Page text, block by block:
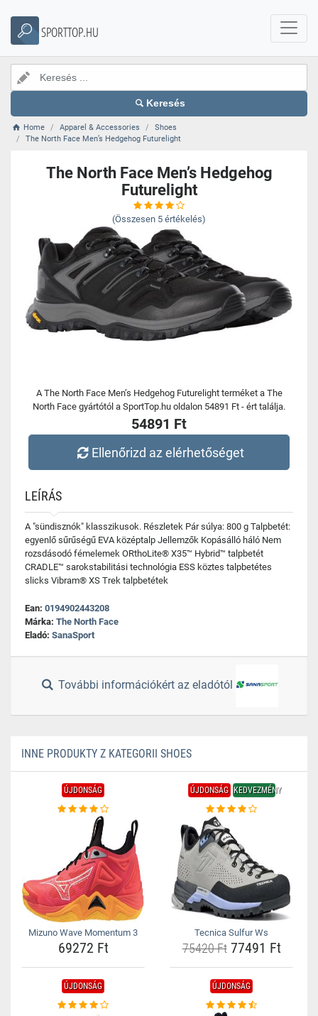
SPORTTOP.HU
Keresés
Home Apparel & Accessories
Shoes
The North Face Men’s Hedgehog Futurelight
The North Face Men’s Hedgehog
Futurelight
(Összesen 5 értékelés)
A The North Face Men’s Hedgehog Futurelight terméket a The
North Face gyártótól a SportTop.hu oldalon 54891 Ft - ért találja.
54891 Ft
Ellenőrizd az elérhetőséget
LEÍRÁS
A "sündisznók" klasszikusok. Részletek Pár súlya: 800 g Talpbetét:
egyenlő sűrűségű EVA középtalp Jellemzők Kopásálló háló Nem
rozsdásodó fémelemek ORthoLite® X35™ Hybrid™ talpbetét
CRADLE™ sarokstabilitási technológia ESS köztes talpbetétes
slicks Vibram® XS Trek talpbetétek
Ean: 0194902443208
Márka: The North Face
Eladó: SanaSport
További információkért az eladótól
INNE PRODUKTY Z KATEGORII SHOES
ÚJDONSÁG
Mizuno Wave Momentum 3
69272 Ft
ÚJDONSÁG KEDVEZMÉNY
Tecnica Sulfur Ws
75420 Ft77491 Ft
ÚJDONSÁG ÚJDONSÁG